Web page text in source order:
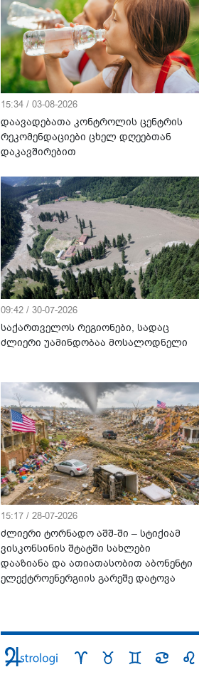
15:34 / 03-08-2026
დაავადებათა კონტროლის ცენტრის
რეკომენდაციები ცხელ დღეებთან
დაკავშირებით
09:42 / 30-07-2026
საქართველოს რეგიონები, სადაც
ძლიერი უამინდობაა მოსალოდნელი
15:17 / 28-07-2026
ძლიერი ტორნადო აშშ-ში – სტიქიამ
ვისკონსინის შტატში სახლები
დააზიანა და ათიათასობით აბონენტი
ელექტროენერგიის გარეშე დატოვა